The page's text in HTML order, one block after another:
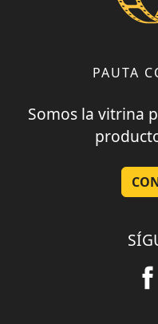
PAUTA
Somos la vitrina